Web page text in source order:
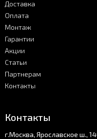
Доставка
Оплата
Монтаж
Гарантии
Акции
Статьи
Партнерам
Контакты
Контакты
г.Москва, Ярославское ш.,